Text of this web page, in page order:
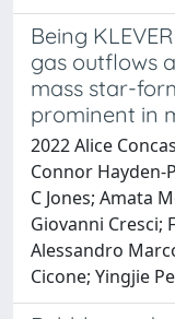
Being
gas outflows
mass star-
prominent in
2022 Alice
Connor Hayden-
C Jones; Amata
Giovanni Cresci;
Alessandro
Cicone; Yingjie